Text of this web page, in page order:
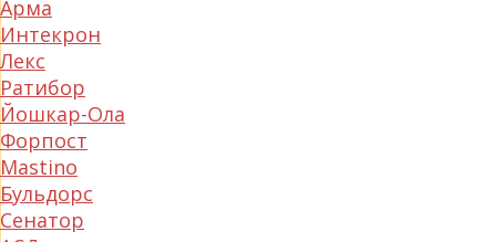
Арма
Интекрон
Лекс
Ратибор
Йошкар-Ола
Форпост
Mastino
Бульдорс
Сенатор